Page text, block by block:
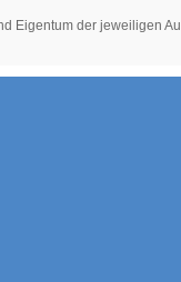
Eigentum der jeweiligen